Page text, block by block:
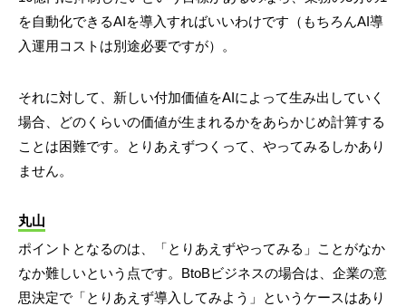
を自動化できるAIを導入すればいいわけです（もちろんAI導
入運用コストは別途必要ですが）。
それに対して、新しい付加価値をAIによって生み出していく
場合、どのくらいの価値が生まれるかをあらかじめ計算する
ことは困難です。とりあえずつくって、やってみるしかあり
ません。
丸山
ポイントとなるのは、「とりあえずやってみる」ことがなか
なか難しいという点です。BtoBビジネスの場合は、企業の意
思決定で「とりあえず導入してみよう」というケースはあり